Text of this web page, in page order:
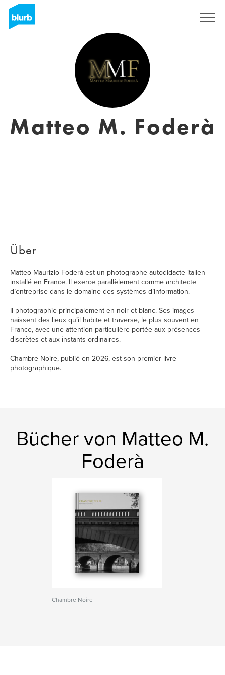
Matteo M. Foderà
Über
Matteo Maurizio Foderà est un photographe autodidacte italien
installé en France. Il exerce parallèlement comme architecte
d’entreprise dans le domaine des systèmes d’information.
Il photographie principalement en noir et blanc. Ses images
naissent des lieux qu’il habite et traverse, le plus souvent en
France, avec une attention particulière portée aux présences
discrètes et aux instants ordinaires.
Chambre Noire, publié en 2026, est son premier livre
photographique.
Bücher von Matteo M.
Foderà
Chambre Noire